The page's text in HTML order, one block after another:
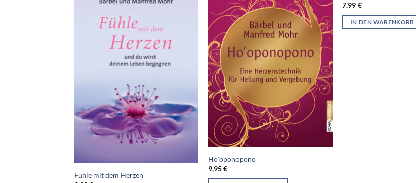
Fühle mit dem Herzen
Hoʻoponopono
9,95€
7,99€
IN DEN WARENKORB